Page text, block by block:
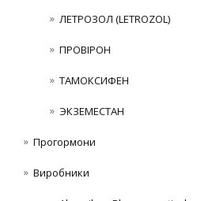
ЛЕТРОЗОЛ (LETROZOL)
ПРОВІРОН
ТАМОКСИФЕН
ЭКЗЕМЕСТАН
Прогормони
Виробники